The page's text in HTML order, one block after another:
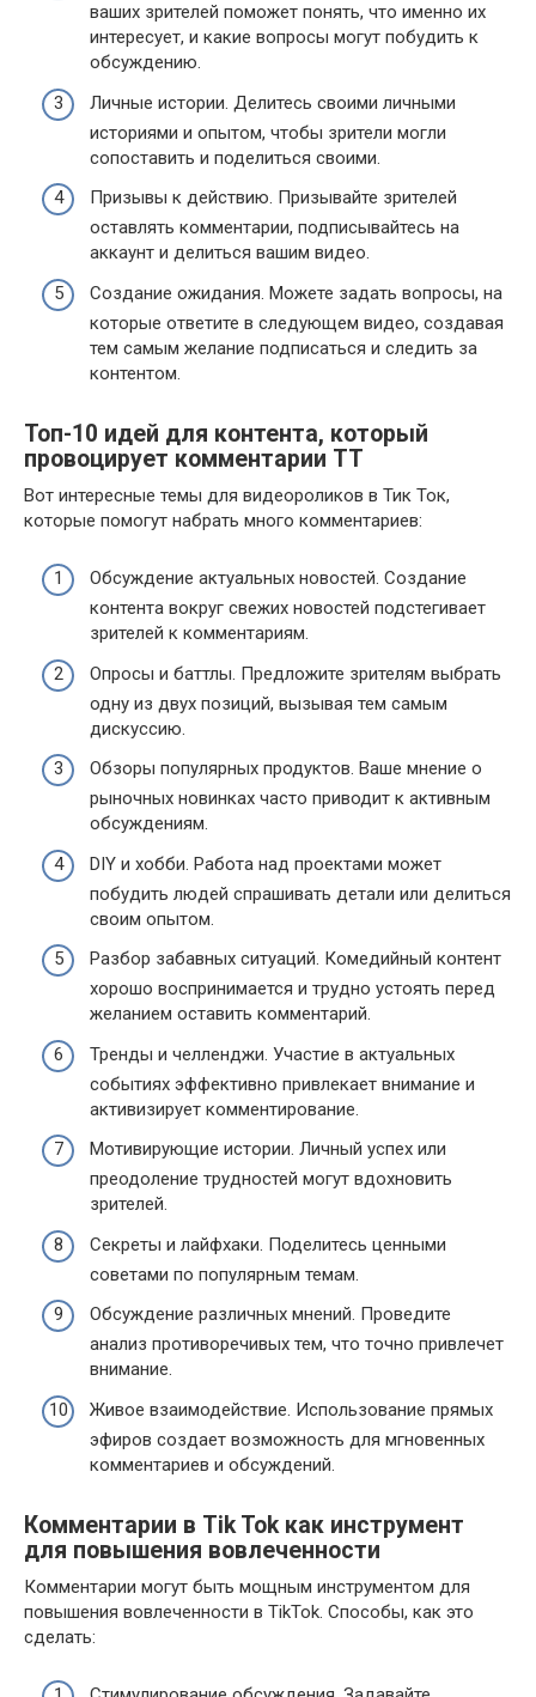
ваших зрителей поможет понять, что именно их
интересует, и какие вопросы могут побудить к
обсуждению.
Личные истории. Делитесь своими личными
историями и опытом, чтобы зрители могли
сопоставить и поделиться своими.
Призывы к действию. Призывайте зрителей
оставлять комментарии, подписывайтесь на
аккаунт и делиться вашим видео.
Создание ожидания. Можете задать вопросы, на
которые ответите в следующем видео, создавая
тем самым желание подписаться и следить за
контентом.
Топ-10 идей для контента, который
провоцирует комментарии ТТ
Вот интересные темы для видеороликов в Тик Ток,
которые помогут набрать много комментариев:
Обсуждение актуальных новостей. Создание
контента вокруг свежих новостей подстегивает
зрителей к комментариям.
Опросы и баттлы. Предложите зрителям выбрать
одну из двух позиций, вызывая тем самым
дискуссию.
Обзоры популярных продуктов. Ваше мнение о
рыночных новинках часто приводит к активным
обсуждениям.
DIY и хобби. Работа над проектами может
побудить людей спрашивать детали или делиться
своим опытом.
Разбор забавных ситуаций. Комедийный контент
хорошо воспринимается и трудно устоять перед
желанием оставить комментарий.
Тренды и челленджи. Участие в актуальных
событиях эффективно привлекает внимание и
активизирует комментирование.
Мотивирующие истории. Личный успех или
преодоление трудностей могут вдохновить
зрителей.
Секреты и лайфхаки. Поделитесь ценными
советами по популярным темам.
Обсуждение различных мнений. Проведите
анализ противоречивых тем, что точно привлечет
внимание.
Живое взаимодействие. Использование прямых
эфиров создает возможность для мгновенных
комментариев и обсуждений.
Комментарии в Tik Tok как инструмент
для повышения вовлеченности
Комментарии могут быть мощным инструментом для
повышения вовлеченности в TikTok. Способы, как это
сделать: